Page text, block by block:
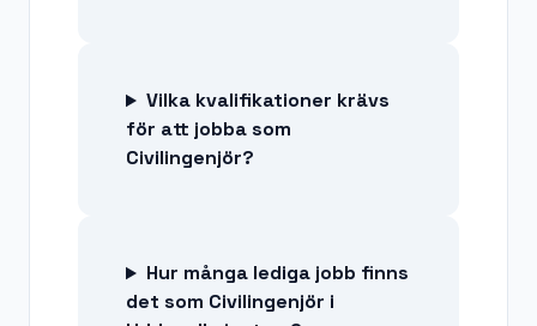
Vilka kvalifikationer krävs
för att jobba som
Civilingenjör?
Hur många lediga jobb finns
det som Civilingenjör i